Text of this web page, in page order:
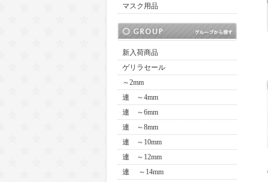
マスク用品
新入荷商品
ゲリラセール
～2mm
連 ～4mm
連 ～6mm
連 ～8mm
連 ～10mm
連 ～12mm
連 ～14mm